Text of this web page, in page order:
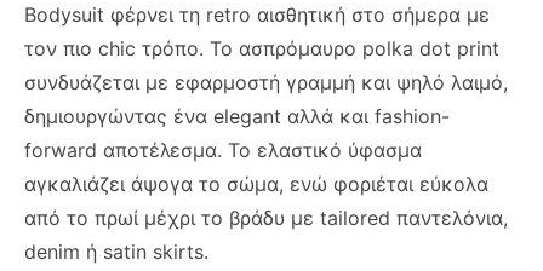
Bodysuit φέρνει τη retro αισθητική στο σήμερα με
τον πιο chic τρόπο. Το ασπρόμαυρο polka dot print
συνδυάζεται με εφαρμοστή γραμμή και ψηλό λαιμό,
δημιουργώντας ένα elegant αλλά και fashion-
forward αποτέλεσμα. Το ελαστικό ύφασμα
αγκαλιάζει άψογα το σώμα, ενώ φοριέται εύκολα
από το πρωί μέχρι το βράδυ με tailored παντελόνια,
denim ή satin skirts.